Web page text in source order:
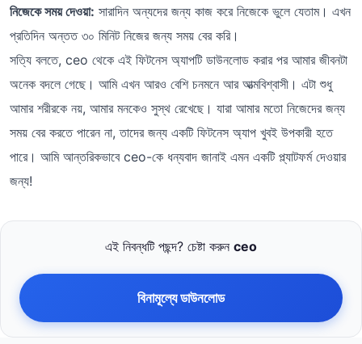
নিজেকে সময় দেওয়া: সারাদিন অন্যদের জন্য কাজ করে নিজেকে ভুলে যেতাম। এখন
প্রতিদিন অন্তত ৩০ মিনিট নিজের জন্য সময় বের করি।
সত্যি বলতে, ceo থেকে এই ফিটনেস অ্যাপটি ডাউনলোড করার পর আমার জীবনটা
অনেক বদলে গেছে। আমি এখন আরও বেশি চনমনে আর আত্মবিশ্বাসী। এটা শুধু
আমার শরীরকে নয়, আমার মনকেও সুস্থ রেখেছে। যারা আমার মতো নিজেদের জন্য
সময় বের করতে পারেন না, তাদের জন্য একটি ফিটনেস অ্যাপ খুবই উপকারী হতে
পারে। আমি আন্তরিকভাবে ceo-কে ধন্যবাদ জানাই এমন একটি প্ল্যাটফর্ম দেওয়ার
জন্য!
এই নিবন্ধটি পছন্দ? চেষ্টা করুন ceo
বিনামূল্যে ডাউনলোড